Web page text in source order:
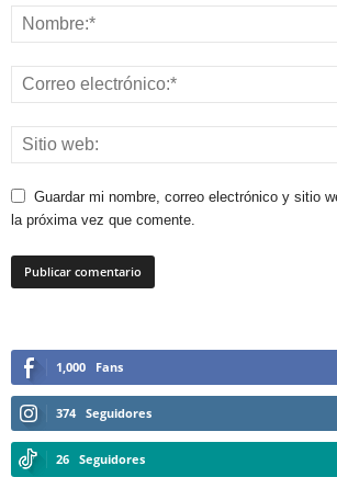
Guardar mi nombre, correo electrónico y sitio
la próxima vez que comente.
1,000 Fans
374 Seguidores
26 Seguidores